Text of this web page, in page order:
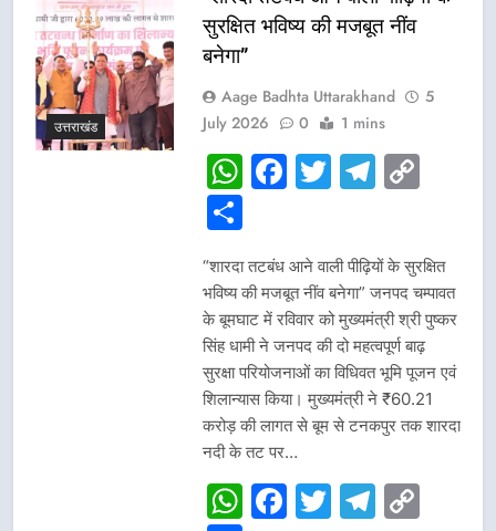
उत्तराखंड
सुरक्षित भविष्य की मजबूत नींव
बनेगा”
Aage Badhta Uttarakhand
5
July 2026
0 1 mins
WhatsApp
Facebook
Twitter
Share
“शारदा तटबंध आने वाली पीढ़ियों के सुरक्षित
भविष्य की मजबूत नींव बनेगा” जनपद चम्पावत
के बूमघाट में रविवार को मुख्यमंत्री श्री पुष्कर
सिंह धामी ने जनपद की दो महत्वपूर्ण बाढ़
सुरक्षा परियोजनाओं का विधिवत भूमि पूजन एवं
शिलान्यास किया। मुख्यमंत्री ने ₹60.21
करोड़ की लागत से बूम से टनकपुर तक शारदा
नदी के तट पर…
WhatsApp
Facebook
Twitter